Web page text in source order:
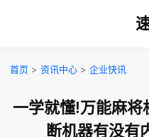
首页 > 资讯中心 > 企业快讯
一学就懂!万能麻将
断机器有没有